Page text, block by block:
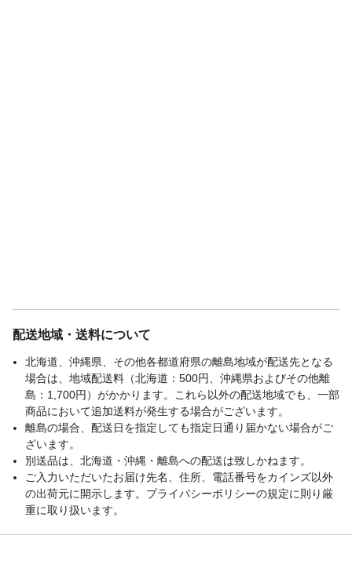
配送地域・送料について
北海道、沖縄県、その他各都道府県の離島地域が配送先となる
場合は、地域配送料（北海道：500円、沖縄県およびその他離
島：1,700円）がかかります。これら以外の配送地域でも、一部
商品において追加送料が発生する場合がございます。
離島の場合、配送日を指定しても指定日通り届かない場合がご
ざいます。
別送品は、北海道・沖縄・離島への配送は致しかねます。
ご入力いただいたお届け先名、住所、電話番号をカインズ以外
の出荷元に開示します。プライバシーポリシーの規定に則り厳
重に取り扱います。